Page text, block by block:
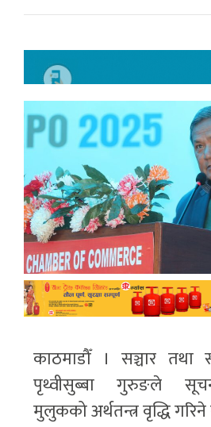
काठमाडौँ । सञ्चार तथा
पृथ्वीसुब्बा गुरुङले
मुलुकको अर्थतन्त्र वृद्धि